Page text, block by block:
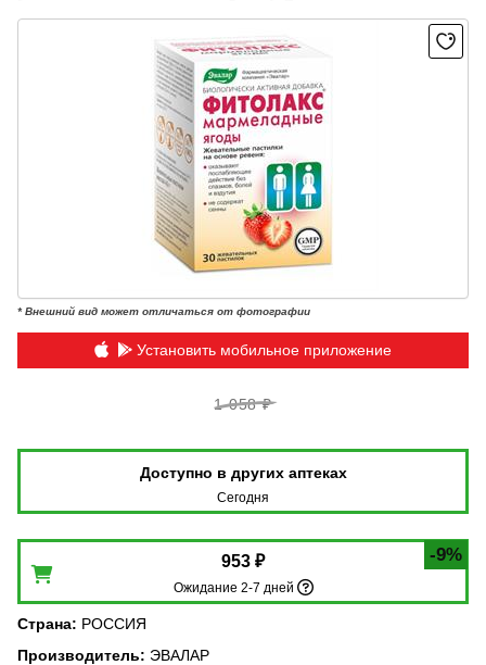
* Внешний вид может отличаться от фотографии
Установить мобильное приложение
1 058 ₽
Доступно в других аптеках
Сегодня
-9%
953 ₽
Ожидание 2-7 дней
Страна: РОССИЯ
Производитель: ЭВАЛАР